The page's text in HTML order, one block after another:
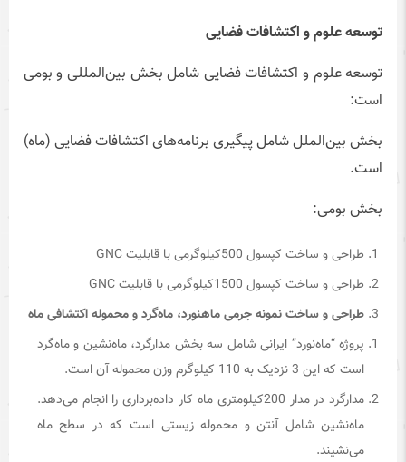
توسعه علوم و اکتشافات فضایی
توسعه علوم و اکتشافات فضایی شامل بخش بین‌المللی و بومی
است:
بخش بین‌الملل شامل پیگیری برنامه‌های اکتشافات فضایی (ماه)
است.
بخش بومی:
طراحی و ساخت کپسول 500کیلوگرمی با قابلیت GNC
طراحی و ساخت کپسول 1500کیلوگرمی با قابلیت GNC
طراحی و ساخت نمونه جرمی ماهنورد، ماه‌گرد و محموله اکتشافی ماه
پروژه “ماه‌‌نورد” ایرانی شامل سه بخش مدارگرد، ماه‌نشین و ماه‌گرد
است که این 3 نزدیک به 110 کیلوگرم وزن محموله آن است.
مدارگرد در مدار 200کیلومتری ماه کار داده‌برداری را انجام می‌دهد.
ماه‌نشین شامل آنتن و محموله زیستی است که در سطح ماه
می‌نشیند.